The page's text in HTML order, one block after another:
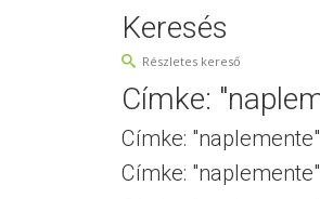
Keresés
Részletes kereső
Címke:
Címke:
Címke: